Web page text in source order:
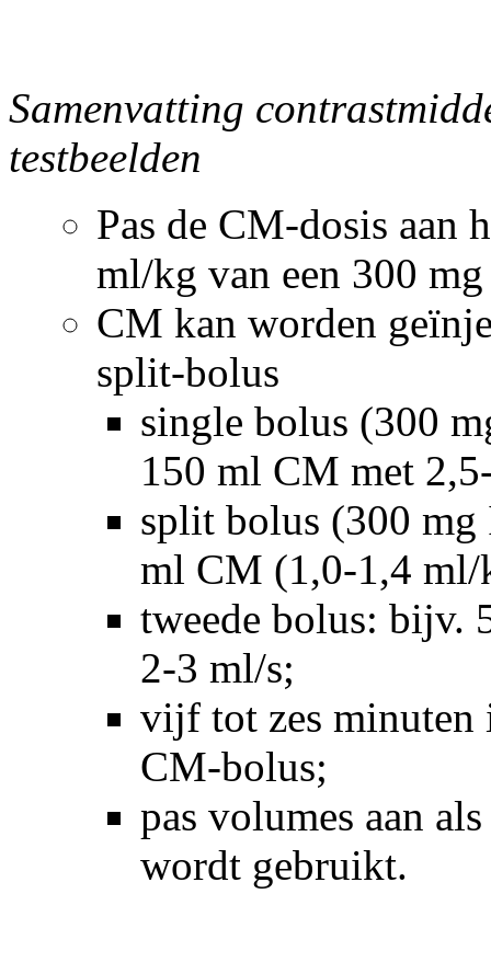
Samenvatting
testbeelden
Pas de CM-dosis aan
ml/kg van een 300
CM kan worden
split-bolus
single bolus (300
150 ml CM met
split bolus (300
ml CM (1,0-1,4 ml/
tweede bolus: bijv.
2-3 ml/s;
vijf tot zes minuten
CM-bolus;
pas volumes aan
wordt gebruikt.